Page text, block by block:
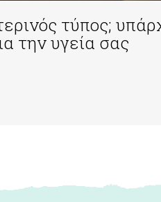
τύπος;
την υγεία σας